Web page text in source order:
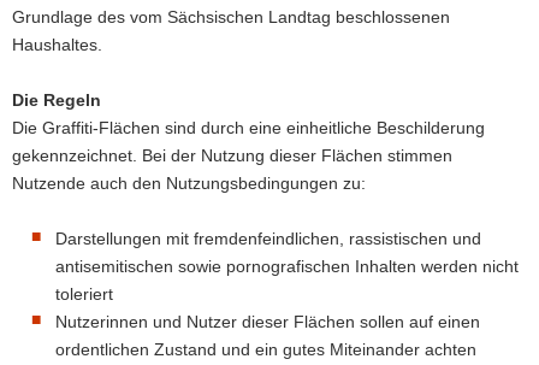
Grundlage des vom Sächsischen Landtag beschlossenen
Haushaltes.
Die Regeln
Die Graffiti-Flächen sind durch eine einheitliche Beschilderung
gekennzeichnet. Bei der Nutzung dieser Flächen stimmen
Nutzende auch den Nutzungsbedingungen zu:
Darstellungen mit fremdenfeindlichen, rassistischen und
antisemitischen sowie pornografischen Inhalten werden nicht
toleriert
Nutzerinnen und Nutzer dieser Flächen sollen auf einen
ordentlichen Zustand und ein gutes Miteinander achten